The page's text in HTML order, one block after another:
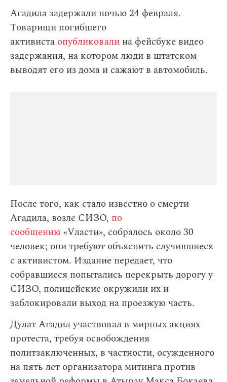
Агадила задержали ночью 24 февраля.
Товарищи погибшего
активиста опубликовали на фейсбуке видео
задержания, на котором люди в штатском
выводят его из дома и сажают в автомобиль.
После того, как стало известно о смерти
Агадила, возле СИЗО, по
сообщению«Vласти», собралось около 30
человек; они требуют объяснить случившиеся
с активистом. Издание передает, что
собравшиеся попытались перекрыть дорогу у
СИЗО, полицейские окружили их и
заблокировали выход на проезжую часть.
Дулат Агадил участвовал в мирных акциях
протеста, требуя освобождения
политзаключенных, в частности, осужденного
на пять лет организатора митинга против